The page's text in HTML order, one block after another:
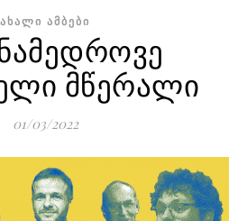
ᲐᲮᲐᲚᲘ ᲐᲛᲑᲔᲑᲘ
მწერალი
01/03/2022